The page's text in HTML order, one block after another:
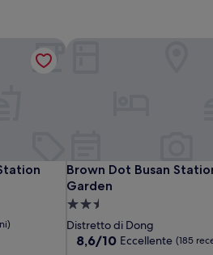
Brown Dot Busan
Garden
Brown Dot Busan Station
Struttura
a
2.5
Distretto di Dong
8.6
8,6/10 Eccellente (185
Brown Dot Busan